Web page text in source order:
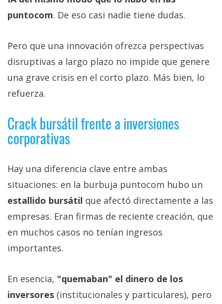
puntocom. De eso casi nadie tiene dudas.
Pero que una innovación ofrezca perspectivas
disruptivas a largo plazo no impide que genere
una grave crisis en el corto plazo. Más bien, lo
refuerza.
Crack bursátil frente a inversiones
corporativas
Hay una diferencia clave entre ambas
situaciones: en la burbuja puntocom hubo un
estallido bursátil que afectó directamente a las
empresas. Eran firmas de reciente creación, que
en muchos casos no tenían ingresos
importantes.
En esencia, "quemaban" el dinero de los
inversores (institucionales y particulares), pero